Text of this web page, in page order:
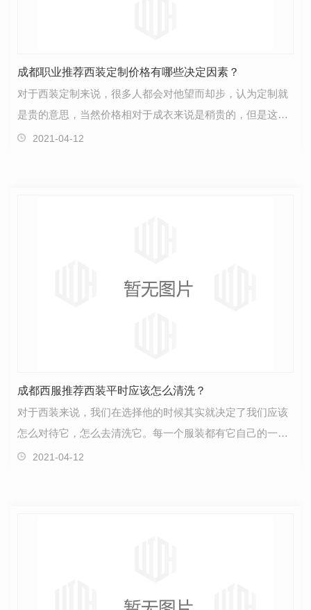
成都职业推荐西装定制价格有哪些决定因素？
对于西装定制来说，很多人都会对他望而却步，认为定制就
是贵的意思，当然价格相对于成衣来说是稍贵的，但是这就
是对于品质的追求。首先，我们先来了解一下西装定制…
2021-04-12
成都西服推荐西装平时应该怎么清洗？
对于西装来说，我们在选择他的时候其实就决定了我们应该
怎么对待它，怎么去清洗它。每一个服装都有它自己的一个
洗涤方式西装也是。作为一个西服定制品牌，对于西装…
2021-04-12